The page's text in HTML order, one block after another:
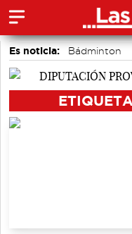
Es noticia: Bádminton
Área de Deportes